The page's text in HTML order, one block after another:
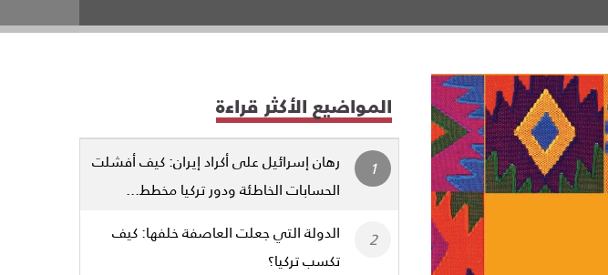
المواضيع الأكثر قراءة
رهان إسرائيل على أكراد إيران: كيف أفشلت
الحسابات الخاطئة ودور تركيا مخطط...
الدولة التي جعلت العاصفة خلفها: كيف
تكسب تركيا؟